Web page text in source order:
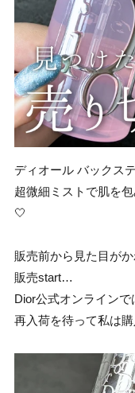
ディオール バックス
超微細ミストで肌を
🤍
販売前から見た目が
販売start…
Dior公式オンライン
再入荷を待って私は